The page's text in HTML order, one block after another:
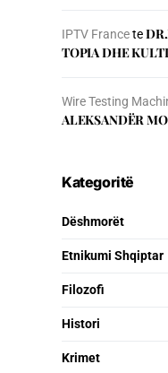
IPTV Francete
TOPIA DHE
Wire Testing
ALEKSANDËR
Kategoritë
Dëshmorët
Etnikumi Shqiptar
Filozofi
Histori
Krimet